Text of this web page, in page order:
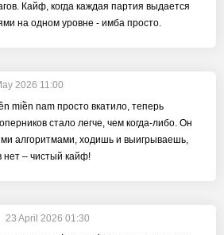
Кайф, когда каждая партия выдается
на одном уровне - имба просто.
2026 11:00
miền nam просто вкатило, теперь
стало легче, чем когда-либо. Он
алгоритмами, ходишь и выигрываешь,
нет – чистый кайф!
23 April 2026 01:30